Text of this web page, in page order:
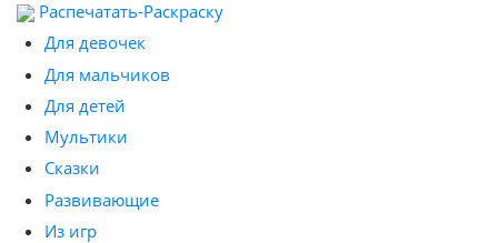
Распечатать-Раскраску
Для девочек
Для мальчиков
Для детей
Мультики
Сказки
Развивающие
Из игр